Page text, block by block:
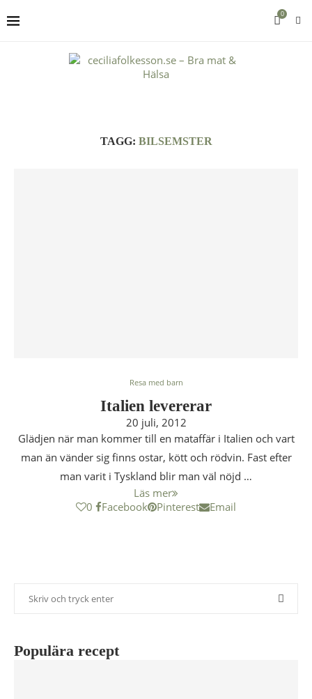
0
TAGG: BILSEMSTER
Resa med barn
Italien levererar
20 juli, 2012
Glädjen när man kommer till en mataffär i Italien och vart
man än vänder sig finns ostar, kött och rödvin. Fast efter
man varit i Tyskland blir man väl nöjd …
Läs mer
0
Facebook Pinterest Email
Populära recept